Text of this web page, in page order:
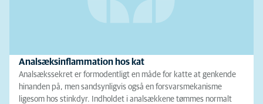
Analsæksinflammation hos kat
Analsækssekret er formodentligt en måde for katte at genkende
hinanden på, men sandsynligvis også en forsvarsmekanisme
ligesom hos stinkdyr. Indholdet i analsækkene tømmes normalt